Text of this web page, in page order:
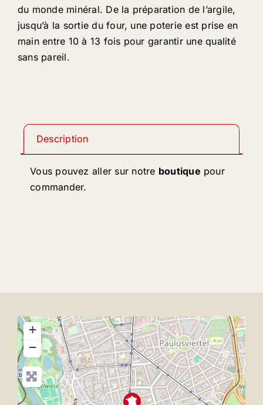
du monde minéral. De la préparation de l’argile,
jusqu’à la sortie du four, une poterie est prise en
main entre 10 à 13 fois pour garantir une qualité
sans pareil.
Description
Vous pouvez aller sur notre boutique pour
commander.
+
−